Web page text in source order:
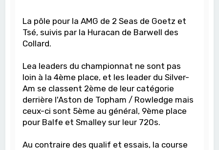
La pôle pour la AMG de 2 Seas de Goetz et
Tsé, suivis par la Huracan de Barwell des
Collard.
Lea leaders du championnat ne sont pas
loin à la 4ème place, et les leader du Silver-
Am se classent 2ème de leur catégorie
derrière l'Aston de Topham / Rowledge mais
ceux-ci sont 5ème au général, 9ème place
pour Balfe et Smalley sur leur 720s.
Au contraire des qualif et essais, la course